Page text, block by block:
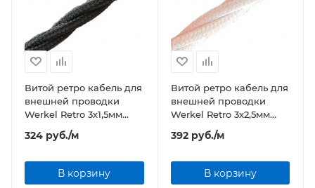
Витой ретро кабель для
внешней проводки
Werkel Retro 3х1,5мм
324 руб./м
В корзину
Витой ретро кабель для
внешней проводки
Werkel Retro 3х2,5мм
392руб./м
В корзину